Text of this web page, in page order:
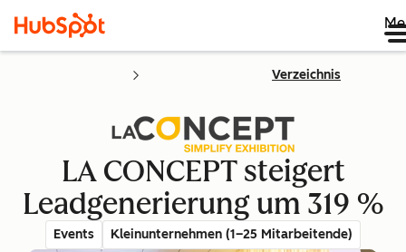
Verzeichnis
LA CONCEPT steigert
Leadgenerierung um 319 %
Events Kleinunternehmen (1–25 Mitarbeitende)